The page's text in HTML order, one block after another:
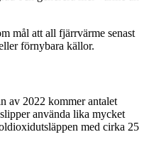
mål att all fjärrvärme senast
förnybara källor.
av 2022 kommer antalet
använda lika mycket
med cirka 25